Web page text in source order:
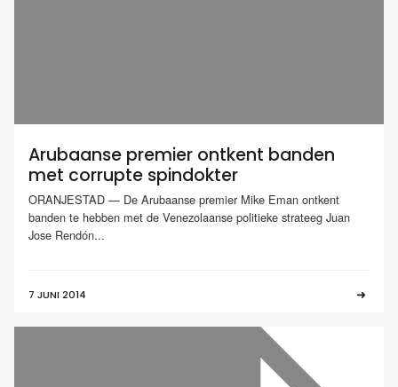
Arubaanse premier ontkent banden
met corrupte spindokter
ORANJESTAD — De Arubaanse premier Mike Eman ontkent
banden te hebben met de Venezolaanse politieke strateeg Juan
Jose Rendón...
7 JUNI 2014